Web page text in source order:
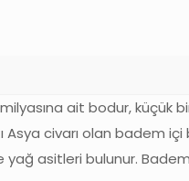
ait bodur,
civarı olan badem
yağ asitleri bulunur.